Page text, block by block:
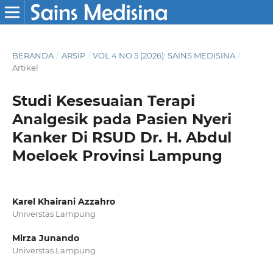
BERANDA / ARSIP / VOL 4 NO 5 (2026): SAINS MEDISINA /
Artikel
Studi Kesesuaian Terapi
Analgesik pada Pasien Nyeri
Kanker Di RSUD Dr. H. Abdul
Moeloek Provinsi Lampung
Karel Khairani Azzahro
Universtas Lampung
Mirza Junando
Universtas Lampung